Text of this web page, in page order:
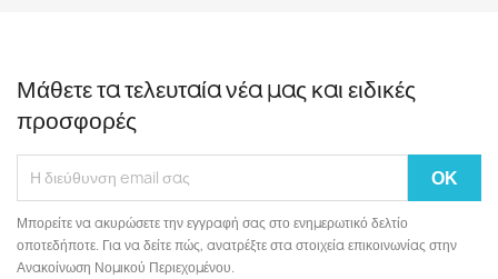
Μάθετε τα τελευταία νέα μας και ειδικές
προσφορές
Μπορείτε να ακυρώσετε την εγγραφή σας στο ενημερωτικό δελτίο
οποτεδήποτε. Για να δείτε πώς, ανατρέξτε στα στοιχεία επικοινωνίας στην
Ανακοίνωση Νομικού Περιεχομένου.